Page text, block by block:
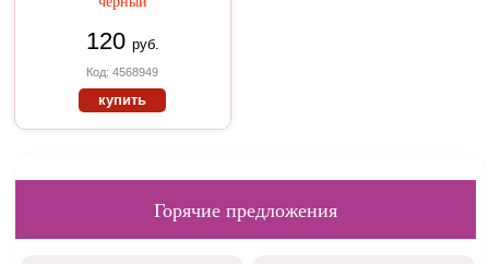
120 руб.
Код: 4568949
купить
Горячие предложения